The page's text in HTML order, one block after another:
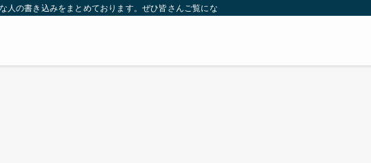
の書き込みをまとめております。ぜひ皆さんご覧になっていってください。